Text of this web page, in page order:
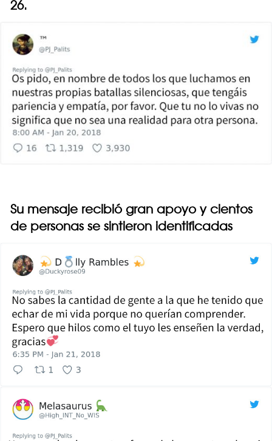
26.
Su mensaje recibió gran apoyo y cientos
de personas se sintieron identificadas